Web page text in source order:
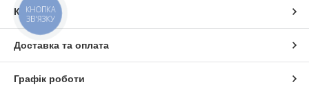
Контакти
Доставка та оплата
Графік роботи
КНОПКА
ЗВ'ЯЗКУ